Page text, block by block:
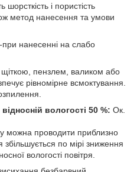
і пористість
метод нанесення та умови
нанесенні на слабо
пензлем, валиком або
рівномірне всмоктування.
вологості 50 %: Ок.
можна проводити приблизно
по мірі зниження
вологості повітря.